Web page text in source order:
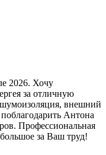
2026. Хочу
за отличную
внешний
Антона
Профессиональная
за Ваш труд!